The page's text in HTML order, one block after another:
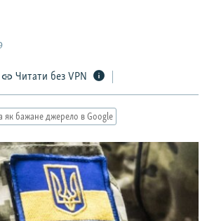
Читати без VPN
як бажане джерело в Google